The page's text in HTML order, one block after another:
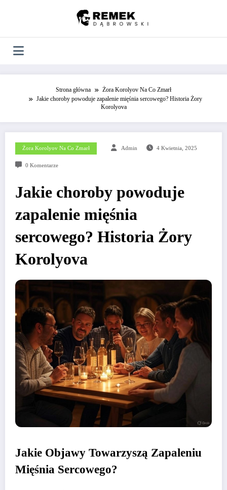
Strona główna
Żora Korolyov Na Co Zmarł
Jakie choroby powoduje zapalenie mięśnia sercowego? Historia Żory
Korolyova
Żora Korolyov Na Co Zmarł Admin 4 Kwietnia, 2025
0 Komentarze
Jakie choroby powoduje
zapalenie mięśnia
sercowego? Historia Żory
Korolyova
Jakie Objawy Towarzyszą Zapaleniu
Mięśnia Sercowego?